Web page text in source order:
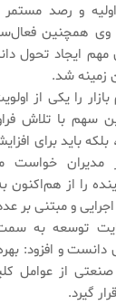
و رصد مستمر
وی همچنین
مهم ایجاد تحول
زمینه شد.
را یکی از
سهم با تلاش
بلکه باید برای
مدیران خواست
را از
اجرایی و مبتنی بر
توسعه به سمت
دانست و افزود:
از عوامل
گیرد.